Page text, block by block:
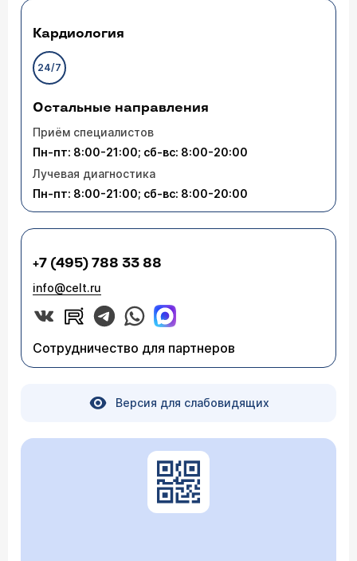
Кардиология
24/7
Остальные направления
Приём специалистов
Пн-пт: 8:00-21:00; сб-вс: 8:00-20:00
Лучевая диагностика
Пн-пт: 8:00-21:00; сб-вс: 8:00-20:00
+7 (495) 788 33 88
info@celt.ru
Сотрудничество для партнеров
Версия для слабовидящих